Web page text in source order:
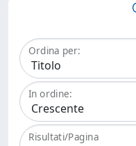
Ordina per:
In ordine:
Risultati/Pagina